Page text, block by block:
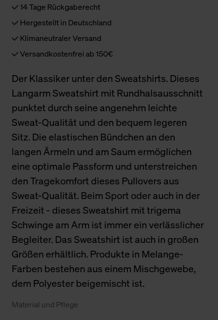
14 Tage Rückgaberecht
Hergestellt in Deutschland
Klimaneutraler Versand
Versandkostenfrei ab 150€
Der Klassiker unter den Sweatshirts. Dieses
Langarm Sweatshirt mit Rundhalsausschnitt
punktet durch seine angenehm leichte
Sweat-Qualität und den bequem legeren
Sitz. Die elastischen Bündchen an den
langen Ärmeln und am Saum ermöglichen
eine optimale Passform und unterstreichen
den Tragekomfort dieses Pullovers aus
Sweat-Qualität. Beim Sport oder auch in der
Freizeit - dieses Sweatshirt mit trigema
Schwinge am Arm ist immer ein verlässlicher
Begleiter. Das Sweatshirt ist auch in großen
Größen erhältlich. Produkte in Melange-
Farben bestehen aus einem Mischgewebe,
dem Polyester beigemischt ist.
Material und Pflege